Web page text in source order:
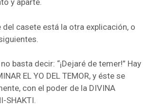
y aparte.
del casete está la otra explicación, o
basta decir: “¡Dejaré de temer!” Hay
EL YO DEL TEMOR, y éste se
con el poder de la DIVINA
SHAKTI.